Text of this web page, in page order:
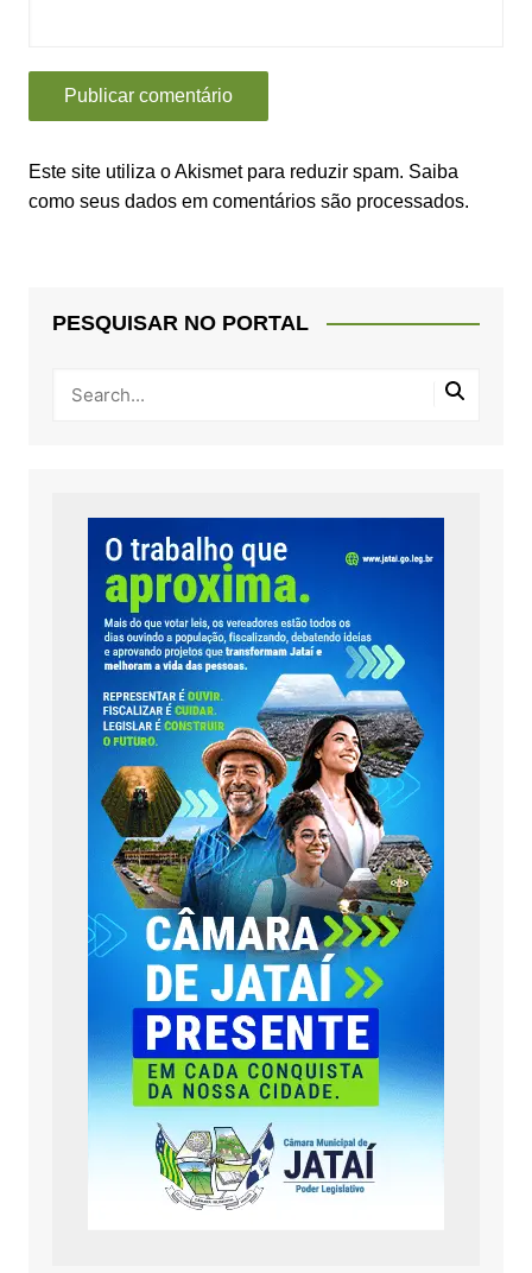
Este site utiliza o Akismet para reduzir spam. Saiba
como seus dados em comentários são processados.
PESQUISAR NO PORTAL